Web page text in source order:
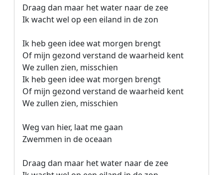
Draag dan maar het water naar de zee
Ik wacht wel op een eiland in de zon
Ik heb geen idee wat morgen brengt
Of mijn gezond verstand de waarheid kent
We zullen zien, misschien
Ik heb geen idee wat morgen brengt
Of mijn gezond verstand de waarheid kent
We zullen zien, misschien
Weg van hier, laat me gaan
Zwemmen in de oceaan
Draag dan maar het water naar de zee